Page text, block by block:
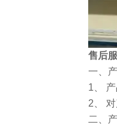
售后
一、
1、
2、
二、